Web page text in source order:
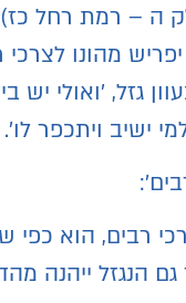
ה – רמת רחל
מהונו לצרכי
גזל, 'ואולי יש
ישיב ויתכפר לו'.
רבים, הוא כפי
הנגזל ייהנה